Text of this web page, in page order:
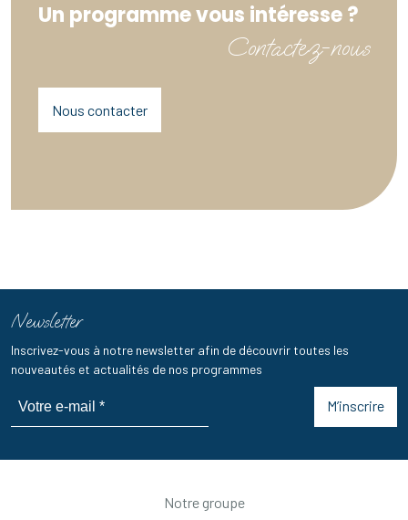
Un programme vous intéresse ?
Contactez-nous
Nous contacter
Newsletter
Inscrivez-vous à notre newsletter afin de découvrir toutes les
nouveautés et actualités de nos programmes
M’inscrire
Notre groupe